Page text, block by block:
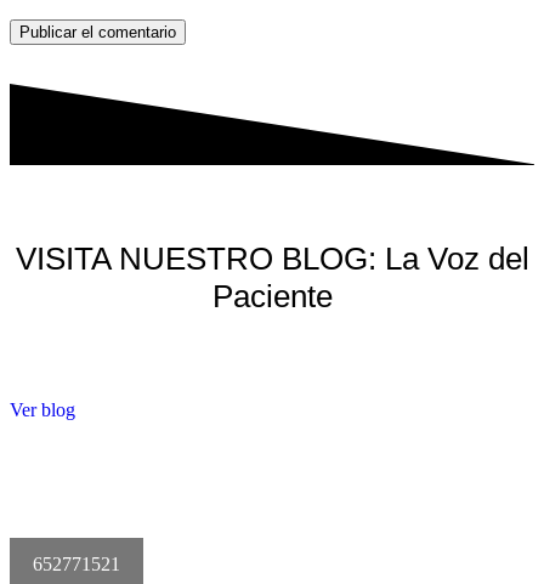
Publicar el comentario
VISITA NUESTRO BLOG: La Voz del
Paciente
Ver blog
652771521